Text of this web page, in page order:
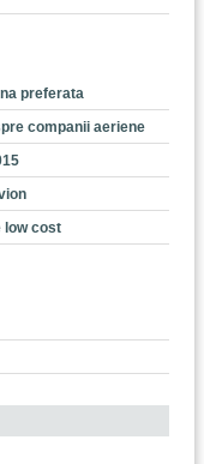
preferata
companii aeriene
low cost